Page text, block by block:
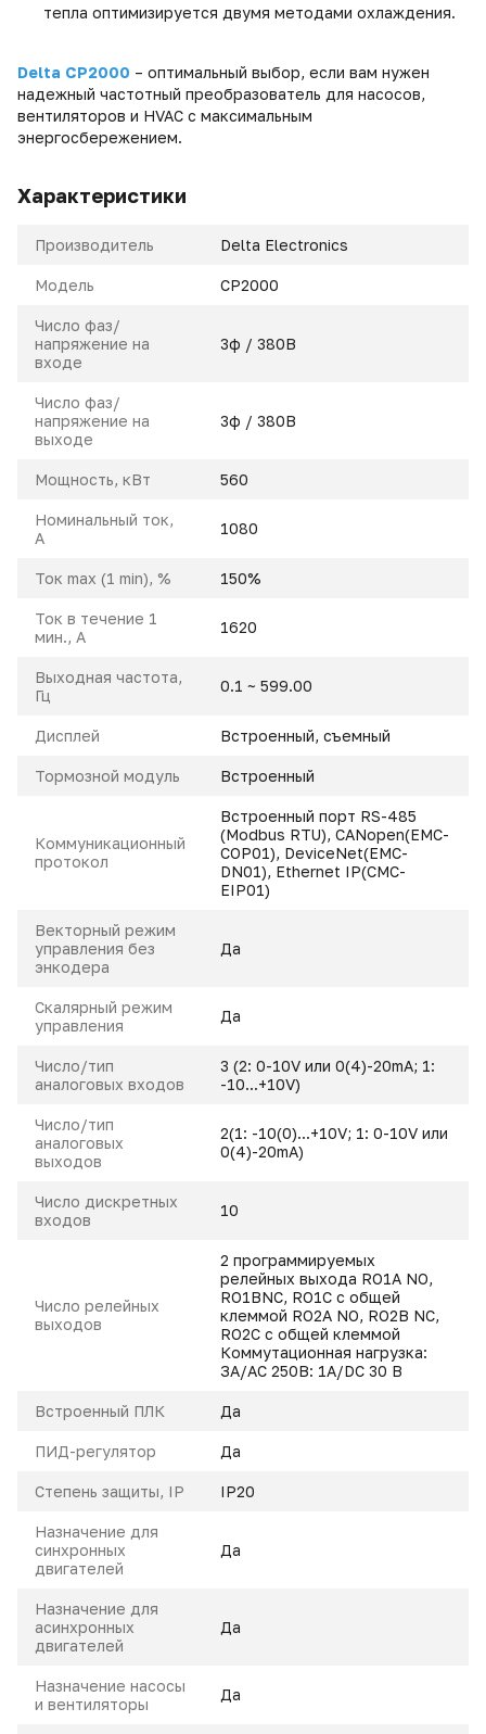
тепла оптимизируется двумя методами охлаждения.
Delta CP2000 – оптимальный выбор, если вам нужен
надежный частотный преобразователь для насосов,
вентиляторов и HVAC с максимальным
энергосбережением.
Характеристики
Производитель Delta Electronics
Модель CP2000
Число фаз/
напряжение на
входе
3ф / 380В
Число фаз/
напряжение на
выходе
3ф / 380В
Мощность, кВт 560
Номинальный ток,
A
1080
Ток max (1 min), % 150%
Ток в течение 1
мин., А
1620
Выходная частота,
Гц
0.1 ~ 599.00
Дисплей Встроенный, съемный
Тормозной модуль Встроенный
Коммуникационный
протокол
Встроенный порт RS-485
(Modbus RTU), CANopen(EMC-
COP01), DeviceNet(EMC-
DN01), Ethernet IP(CMC-
EIP01)
Векторный режим
управления без
энкодера
Да
Скалярный режим
управления
Да
Число/тип
аналоговых входов
3 (2: 0-10V или 0(4)-20mA; 1:
-10...+10V)
Число/тип
аналоговых
выходов
2(1: -10(0)...+10V; 1: 0-10V или
0(4)-20mA)
Число дискретных
входов
10
Число релейных
выходов
2 программируемых
релейных выхода RO1A NO,
RO1BNC, RO1C с общей
клеммой RO2A NO, RO2B NC,
RO2C с общей клеммой
Коммутационная нагрузка:
ЗА/АC 250B: 1A/DC 30 В
Встроенный ПЛК Да
ПИД-регулятор Да
Степень защиты, IP IP20
Назначение для
синхронных
двигателей
Да
Назначение для
асинхронных
двигателей
Да
Назначение насосы
и вентиляторы
Да